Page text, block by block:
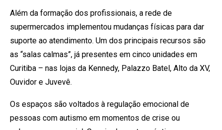
Além da formação dos profissionais, a rede de
supermercados implementou mudanças físicas para dar
suporte ao atendimento. Um dos principais recursos são
as “salas calmas”, já presentes em cinco unidades em
Curitiba – nas lojas da Kennedy, Palazzo Batel, Alto da XV,
Ouvidor e Juvevê.
Os espaços são voltados à regulação emocional de
pessoas com autismo em momentos de crise ou